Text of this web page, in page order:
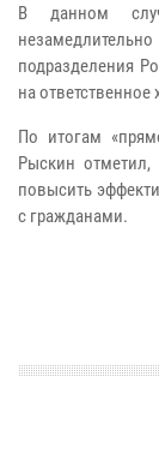
В данном
подразделения
на ответственное
По итогам
Рыскин
повысить
с гражданами.